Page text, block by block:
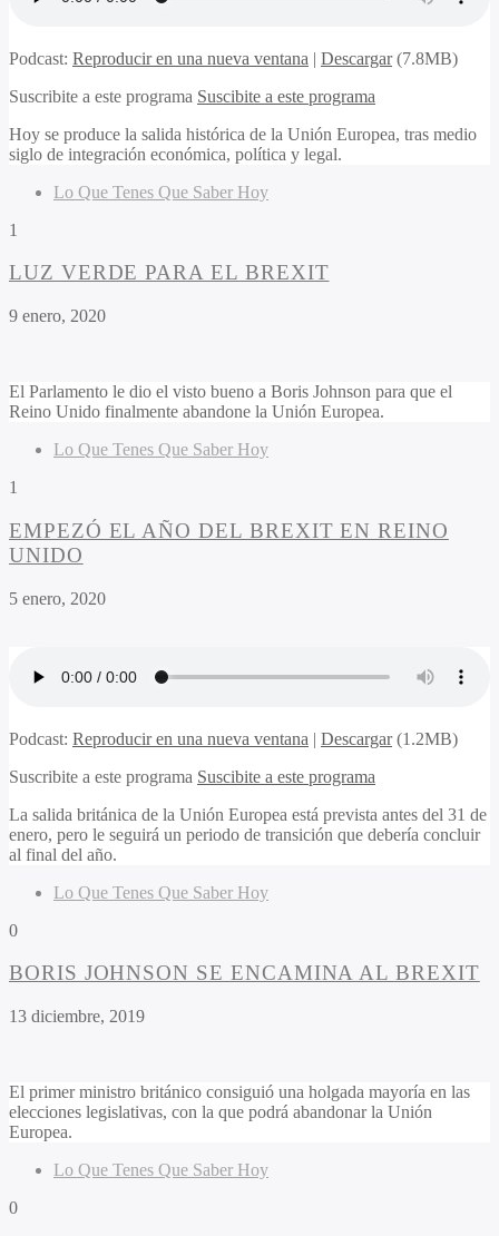
Podcast: Reproducir en una nueva ventana | Descargar(7.8MB)
Suscribite a este programa Suscibite a este programa
Hoy se produce la salida histórica de la Unión Europea, tras medio
siglo de integración económica, política y legal.
Lo Que Tenes Que Saber Hoy
1
LUZ VERDE PARA EL BREXIT
9 enero, 2020
El Parlamento le dio el visto bueno a Boris Johnson para que el
Reino Unido finalmente abandone la Unión Europea.
Lo Que Tenes Que Saber Hoy
1
EMPEZÓ EL AÑO DEL BREXIT EN REINO
UNIDO
5 enero, 2020
Podcast: Reproducir en una nueva ventana | Descargar(1.2MB)
Suscribite a este programa Suscibite a este programa
La salida británica de la Unión Europea está prevista antes del 31 de
enero, pero le seguirá un periodo de transición que debería concluir
al final del año.
Lo Que Tenes Que Saber Hoy
0
BORIS JOHNSON SE ENCAMINA AL BREXIT
13 diciembre, 2019
El primer ministro británico consiguió una holgada mayoría en las
elecciones legislativas, con la que podrá abandonar la Unión
Europea.
Lo Que Tenes Que Saber Hoy
0